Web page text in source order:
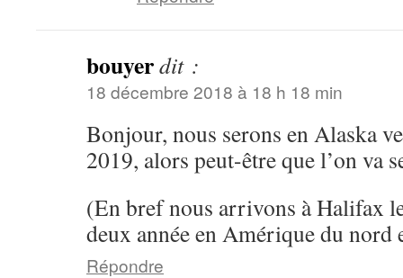
bouyerdit :
18 décembre 2018 à 18 h 18 min
Bonjour, nous serons en Alaska
2019, alors peut-être que l’on va
(En bref nous arrivons à Halifax
deux année en Amérique du nord
Répondre